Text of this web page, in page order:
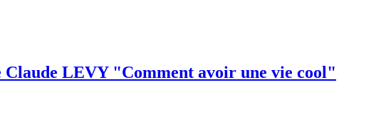
Claude LEVY "Comment avoir une vie cool"